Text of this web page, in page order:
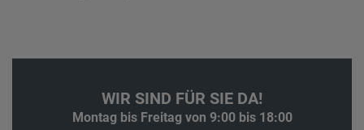
WIR SIND FÜR SIE DA!
Montag bis Freitag von 9:00 bis 18:00